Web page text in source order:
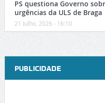
PS questiona Governo
urgências da ULS de Braga
21 Julho, 2026 - 16:10
PUBLICIDADE